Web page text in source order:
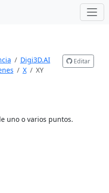
Digi3D.AI
X XY
Editar
uno o varios puntos.